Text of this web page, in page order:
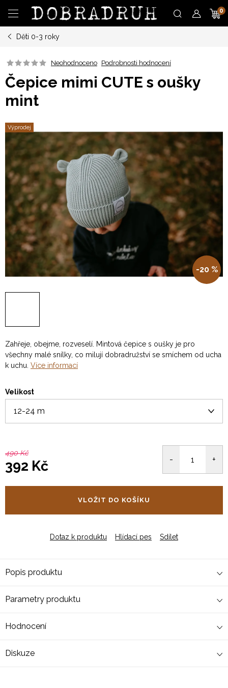
obsah
Děti 0-3 roky
Neohodnoceno Podrobnosti hodnocení
Čepice mimi CUTE s oušky
mint
Výprodej
-20 %
Zahřeje, obejme, rozveselí. Mintová čepice s oušky je pro
všechny malé snílky, co milují dobradružství se smíchem od ucha
k uchu. Více informací
Velikost
490 Kč
392 Kč
VLOŽIT DO KOŠÍKU
Dotaz k produktu Hlídací pes Sdílet
Popis produktu
Parametry produktu
Hodnocení
Diskuze